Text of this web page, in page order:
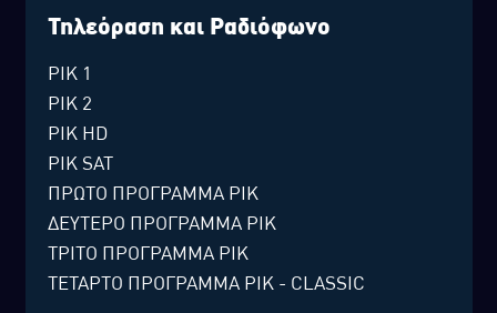
Τηλεόραση και Ραδιόφωνο
ΡΙΚ 1
ΡΙΚ 2
ΡΙΚ HD
ΡΙΚ SAT
ΠΡΩΤΟ ΠΡΟΓΡΑΜΜΑ ΡΙΚ
ΔΕΥΤΕΡΟ ΠΡΟΓΡΑΜΜΑ ΡΙΚ
ΤΡΙΤΟ ΠΡΟΓΡΑΜΜΑ ΡΙΚ
ΤΕΤΑΡΤΟ ΠΡΟΓΡΑΜΜΑ ΡΙΚ - CLASSIC